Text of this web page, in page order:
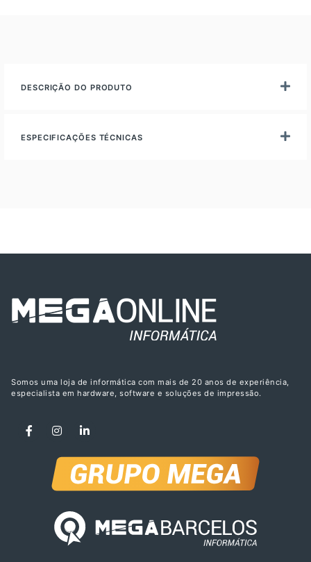
DESCRIÇÃO DO PRODUTO
ESPECIFICAÇÕES TÉCNICAS
Somos uma loja de informática com mais de 20 anos de experiência,
especialista em hardware, software e soluções de impressão.